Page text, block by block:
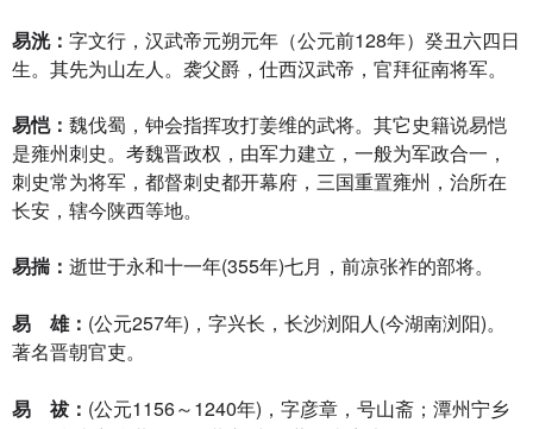
易洸： 字文行，汉武帝元朔元年（公元前128年）癸丑六四日
生。其先为山左人。袭父爵，仕西汉武帝，官拜征南将军。
易恺： 魏伐蜀，钟会指挥攻打姜维的武将。其它史籍说易恺
是雍州刺史。考魏晋政权，由军力建立，一般为军政合一，
刺史常为将军，都督刺史都开幕府，三国重置雍州，治所在
长安，辖今陕西等地。
易揣： 逝世于永和十一年(355年)七月，前凉张祚的部将。
易 雄： (公元257年)，字兴长，长沙浏阳人(今湖南浏阳)。
著名晋朝官吏。
易 祓： (公元1156～1240年)，字彦章，号山斋；潭州宁乡